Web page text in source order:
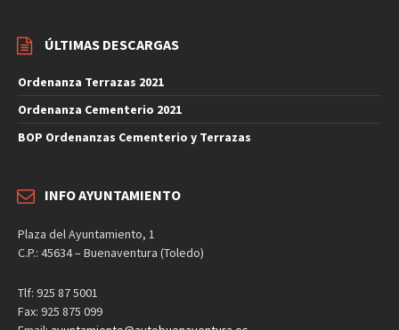
ÚLTIMAS DESCARGAS
Ordenanza Terrazas 2021
Ordenanza Cementerio 2021
BOP Ordenanzas Cementerio y Terrazas
INFO AYUNTAMIENTO
Plaza del Ayuntamiento, 1
C.P.: 45634 – Buenaventura (Toledo)
Tlf: 925 87 5001
Fax: 925 875 099